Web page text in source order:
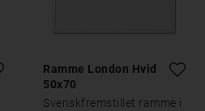
Ramme London Hvid
50x70
Svenskfremstillet ramme i